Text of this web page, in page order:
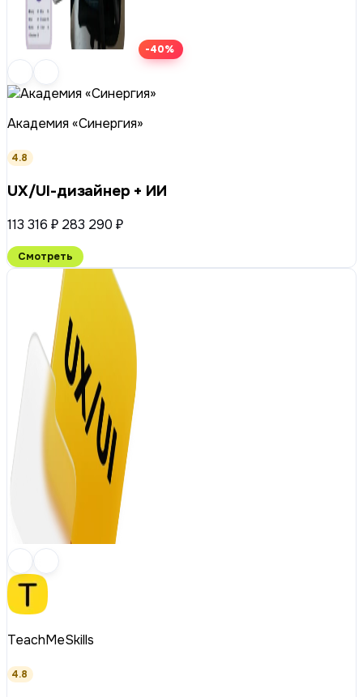
-40%
Академия «Синергия»
4.8
UX/UI-дизайнер + ИИ
113 316 ₽ 283 290 ₽
Смотреть
TeachMeSkills
4.8